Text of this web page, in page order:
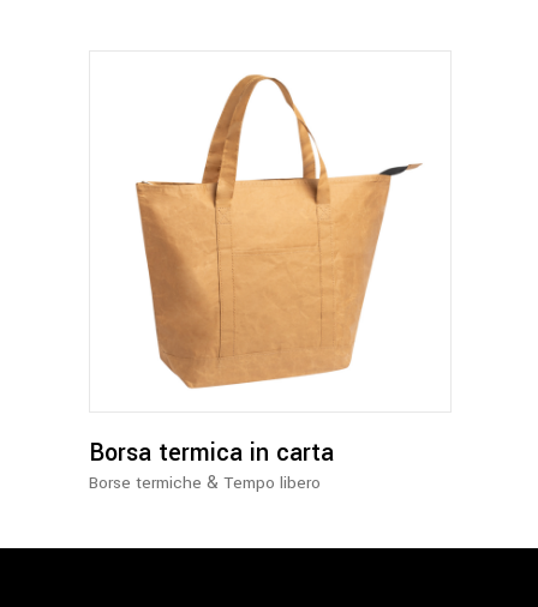
del
prodotto
Borsa termica in carta
Borse termiche & Tempo libero